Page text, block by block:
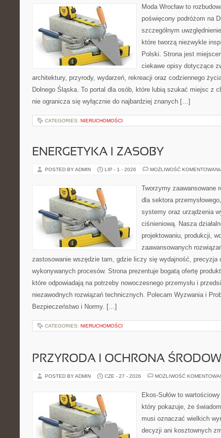
Moda Wrocław to
poświęcony podróżom na
szczególnym
które tworzą niezwykle
Polski. Strona jest
ciekawe opisy dotyczące
architektury, przyrody, wydarzeń, rekreacji oraz codziennego
Dolnego Śląska. To portal dla osób, które lubią szukać miejsc z
nie ogranicza się wyłącznie do najbardziej znanych […]
CATEGORIES: NIERUCHOMOŚCI
ENERGETYKA I ZASOBY
POSTED BY ADMIN LIP - 1 - 2026 MOŻLIWOŚĆ
Tworzymy zaawansowane
dla sektora
systemy oraz urządzenia
ciśnieniową. Nasza
projektowaniu, produkcji,
zaawansowanych
zastosowanie wszędzie tam, gdzie liczy się wydajność, precyzja
wykonywanych procesów. Strona prezentuje bogatą ofertę
które odpowiadają na potrzeby nowoczesnego przemysłu i
niezawodnych rozwiązań technicznych. Polecam Wyzwania i
Bezpieczeństwo i Normy. […]
CATEGORIES: NIERUCHOMOŚCI
PRZYRODA I OCHRONA
POSTED BY ADMIN CZE - 27 - 2026 MOŻLIWOŚĆ
Ekos-Sułów to
który pokazuje, że
musi oznaczać wielkich
decyzji ani kosztownych